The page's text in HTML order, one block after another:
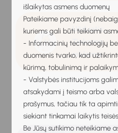
išlaikytas asmens
Pateikiame pavyzdinį
kuriems gali būti teikiami
- Informacinių technologijų
duomenis tvarko, kad
kūrimą, tobulinimą ir
- Valstybės institucijoms
atsakydami į teismo arba
prašymus, tačiau tik ta
siekiant tinkamai laikytis
Be Jūsų sutikimo neteikiame
Užduotis:
Tinkama
reklama